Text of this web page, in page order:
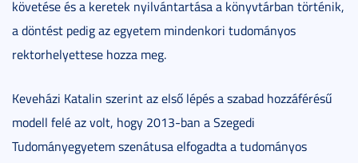
követése és a keretek nyilvántartása a könyvtárban történik,
a döntést pedig az egyetem mindenkori tudományos
rektorhelyettese hozza meg.
Keveházi Katalin szerint az első lépés a szabad hozzáférésű
modell felé az volt, hogy 2013-ban a Szegedi
Tudományegyetem szenátusa elfogadta a tudományos